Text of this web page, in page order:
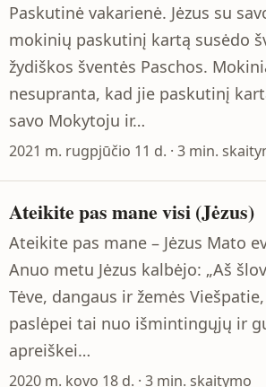
Paskutinė vakarienė. Jėzus su
mokinių paskutinį kartą susėdo
žydiškos šventės Paschos.
nesupranta, kad jie paskutinį
savo Mokytoju ir…
2021 m. rugpjūčio 11 d. · 3 min.
Ateikite pas mane visi (Jėzus)
Ateikite pas mane – Jėzus Mato
Anuo metu Jėzus kalbėjo: „Aš
Tėve, dangaus ir žemės
paslėpei tai nuo išmintingųjų ir
apreiškei…
2020 m. kovo 18 d. · 3 min. skaitymo